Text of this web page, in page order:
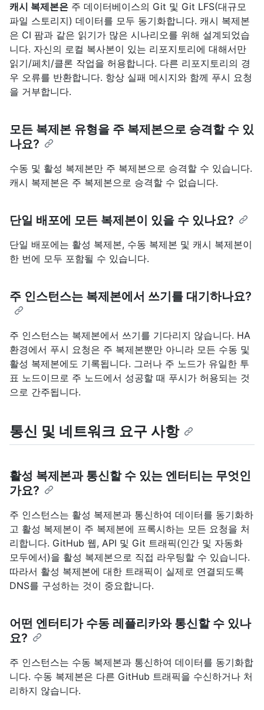
캐시 복제본은 주 데이터베이스의 Git 및 Git LFS(대규모
파일 스토리지) 데이터를 모두 동기화합니다. 캐시 복제본
은 CI 팜과 같은 읽기가 많은 시나리오를 위해 설계되었습
니다. 자신의 로컬 복사본이 있는 리포지토리에 대해서만
읽기/페치/클론 작업을 허용합니다. 다른 리포지토리의 경
우 오류를 반환합니다. 항상 실패 메시지와 함께 푸시 요청
을 거부합니다.
모든 복제본 유형을 주 복제본으로 승격할 수 있
나요?
수동 및 활성 복제본만 주 복제본으로 승격할 수 있습니다.
캐시 복제본은 주 복제본으로 승격할 수 없습니다.
단일 배포에 모든 복제본이 있을 수 있나요?
단일 배포에는 활성 복제본, 수동 복제본 및 캐시 복제본이
한 번에 모두 포함될 수 있습니다.
주 인스턴스는 복제본에서 쓰기를 대기하나요?
주 인스턴스는 복제본에서 쓰기를 기다리지 않습니다. HA
환경에서 푸시 요청은 주 복제본뿐만 아니라 모든 수동 및
활성 복제본에도 기록됩니다. 그러나 주 노드가 유일한 투
표 노드이므로 주 노드에서 성공할 때 푸시가 허용되는 것
으로 간주됩니다.
통신 및 네트워크 요구 사항
활성 복제본과 통신할 수 있는 엔터티는 무엇인
가요?
주 인스턴스는 활성 복제본과 통신하여 데이터를 동기화하
고 활성 복제본이 주 복제본에 프록시하는 모든 요청을 처
리합니다. GitHub 웹, API 및 Git 트래픽(인간 및 자동화
모두에서)을 활성 복제본으로 직접 라우팅할 수 있습니다.
따라서 활성 복제본에 대한 트래픽이 실제로 연결되도록
DNS를 구성하는 것이 중요합니다.
어떤 엔터티가 수동 레플리카와 통신할 수 있나
요?
주 인스턴스는 수동 복제본과 통신하여 데이터를 동기화합
니다. 수동 복제본은 다른 GitHub 트래픽을 수신하거나 처
리하지 않습니다.